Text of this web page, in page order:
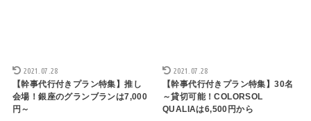
2021.07.28
【幹事代行付きプラン特集】推し
会場！銀座のグランブランは7,000
円～
2021.07.28
【幹事代行付きプラン特集】30名
～貸切可能！COLORSOL
QUALIAは6,500円から